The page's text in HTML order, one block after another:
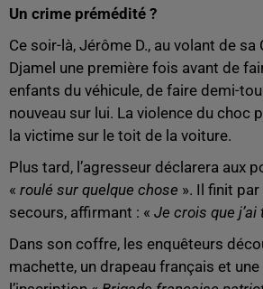
Un crime prémédité ?
Ce soir-là, Jérôme D., au volant de sa
Djamel une première fois avant de
enfants du véhicule, de faire demi-
nouveau sur lui. La violence du choc
la victime sur le toit de la voiture.
Plus tard, l’agresseur déclarera aux
« roulé sur quelque chose ». Il finit
secours, affirmant : « Je crois que j’ai
Dans son coffre, les enquêteurs
machette, un drapeau français et